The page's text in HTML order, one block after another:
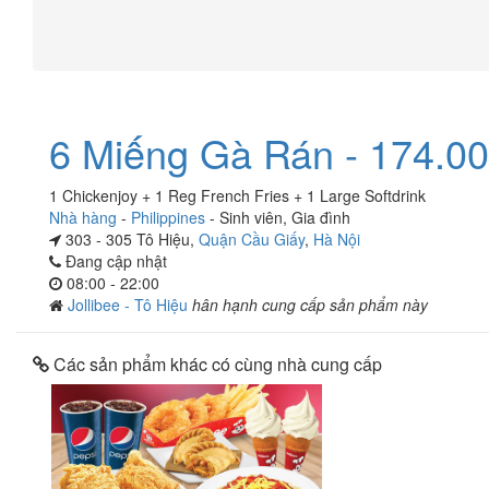
6 Miếng Gà Rán -
1 Chickenjoy + 1 Reg French Fries + 1 Large Softdrink
Nhà hàng - Philippines - Sinh viên, Gia đình
303 - 305 Tô Hiệu, Quận Cầu Giấy, Hà Nội
Đang cập nhật
08:00 - 22:00
Jollibee - Tô Hiệu hân hạnh cung cấp sản phẩm này
Các sản phẩm khác có cùng nhà cung cấp